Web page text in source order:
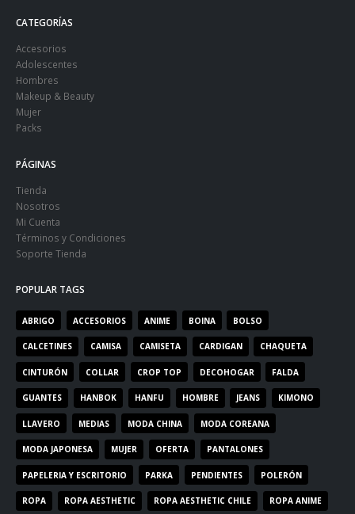
CATEGORÍAS
Accesorios
Adolescentes
Hombres
Makeup & Beauty
Mujer
Packs
PÁGINAS
Tienda
Nosotros
Mi Cuenta
Términos y Condiciones
Soporte Tienda
POPULAR TAGS
ABRIGO ACCESORIOS ANIME BOINA BOLSO
CALCETINES CAMISA CAMISETA CARDIGAN CHAQUETA
CINTURÓN COLLAR CROP TOP DECOHOGAR FALDA
GUANTES HANBOK HANFU HOMBRE JEANS KIMONO
LLAVERO MEDIAS MODA CHINA MODA COREANA
MODA JAPONESA MUJER OFERTA PANTALONES
PAPELERIA Y ESCRITORIO PARKA PENDIENTES POLERÓN
ROPA ROPA AESTHETIC ROPA AESTHETIC CHILE ROPA ANIME